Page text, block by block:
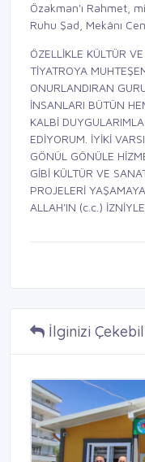
Özakman'ı Rahmet,
Ruhu Şad, Mekânı
ÖZELLİKLE KÜLTÜR
TİYATROYA
ONURLANDIRAN
İNSANLARI BÜTÜN
KALBİ
EDİYORUM. İYİKİ
GÖNÜL GÖNÜLE
GİBİ KÜLTÜR VE
PROJELERİ
ALLAH'IN (c.c.)
İlginizi